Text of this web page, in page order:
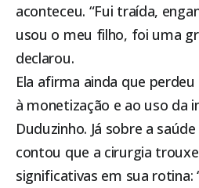
aconteceu. “Fui traída,
usou o meu filho, foi uma
declarou.
Ela afirma ainda que
à monetização e ao uso da
Duduzinho. Já sobre a
contou que a cirurgia
significativas em sua rotina: